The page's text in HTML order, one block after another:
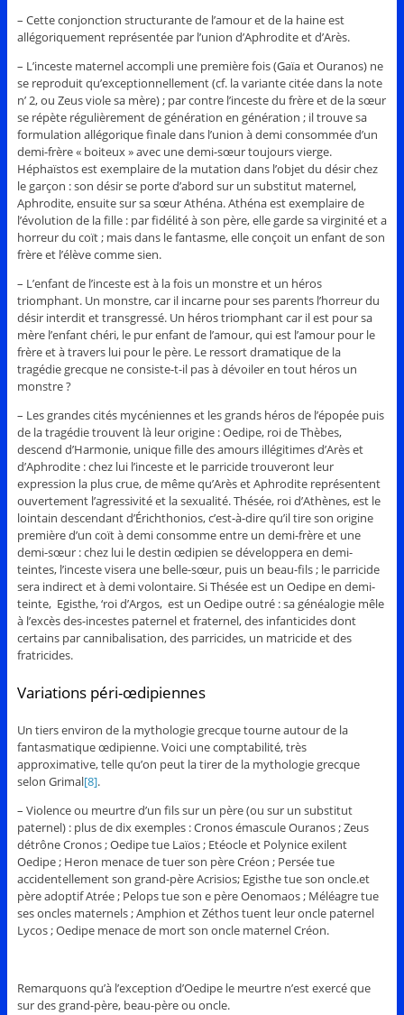
– Cette conjonction structurante de l’amour et de la haine est
allégoriquement représentée par l’union d’Aphrodite et d’Arès.
– L’inceste maternel accompli une première fois (Gaïa et Ouranos) ne
se reproduit qu’exceptionnellement (cf. la variante citée dans la note
n’ 2, ou Zeus viole sa mère) ; par contre l’inceste du frère et de la sœur
se répète régulièrement de génération en génération ; il trouve sa
formulation allégorique finale dans l’union à demi consommée d’un
demi-frère « boiteux » avec une demi-sœur toujours vierge.
Héphaïstos est exemplaire de la mutation dans l’objet du désir chez
le garçon : son désir se porte d’abord sur un substitut maternel,
Aphrodite, ensuite sur sa sœur Athéna. Athéna est exemplaire de
l’évolution de la fille : par fidélité à son père, elle garde sa virginité et a
horreur du coït ; mais dans le fantasme, elle conçoit un enfant de son
frère et l’élève comme sien.
– L’enfant de l’inceste est à la fois un monstre et un héros
triomphant. Un monstre, car il incarne pour ses parents l’horreur du
désir interdit et transgressé. Un héros triomphant car il est pour sa
mère l’enfant chéri, le pur enfant de l’amour, qui est l’amour pour le
frère et à travers lui pour le père. Le ressort dramatique de la
tragédie grecque ne consiste-t-il pas à dévoiler en tout héros un
monstre ?
– Les grandes cités mycéniennes et les grands héros de l’épopée puis
de la tragédie trouvent là leur origine : Oedipe, roi de Thèbes,
descend d’Harmonie, unique fille des amours illégitimes d’Arès et
d’Aphrodite : chez lui l’inceste et le parricide trouveront leur
expression la plus crue, de même qu’Arès et Aphrodite représentent
ouvertement l’agressivité et la sexualité. Thésée, roi d’Athènes, est le
lointain descendant d’Érichthonios, c’est-à-dire qu’il tire son origine
première d’un coït à demi consomme entre un demi-frère et une
demi-sœur : chez lui le destin œdipien se développera en demi-
teintes, l’inceste visera une belle-sœur, puis un beau-fils ; le parricide
sera indirect et à demi volontaire. Si Thésée est un Oedipe en demi-
teinte, Egisthe, ‘roi d’Argos, est un Oedipe outré : sa généalogie mêle
à l’excès des-incestes paternel et fraternel, des infanticides dont
certains par cannibalisation, des parricides, un matricide et des
fratricides.
Variations péri-œdipiennes
Un tiers environ de la mythologie grecque tourne autour de la
fantasmatique œdipienne. Voici une comptabilité, très
approximative, telle qu’on peut la tirer de la mythologie grecque
selon Grimal[8].
– Violence ou meurtre d’un fils sur un père (ou sur un substitut
paternel) : plus de dix exemples : Cronos émascule Ouranos ; Zeus
détrône Cronos ; Oedipe tue Laïos ; Etéocle et Polynice exilent
Oedipe ; Heron menace de tuer son père Créon ; Persée tue
accidentellement son grand-père Acrisios; Egisthe tue son oncle.et
père adoptif Atrée ; Pelops tue son e père Oenomaos ; Méléagre tue
ses oncles maternels ; Amphion et Zéthos tuent leur oncle paternel
Lycos ; Oedipe menace de mort son oncle maternel Créon.
Remarquons qu’à l’exception d’Oedipe le meurtre n’est exercé que
sur des grand-père, beau-père ou oncle.